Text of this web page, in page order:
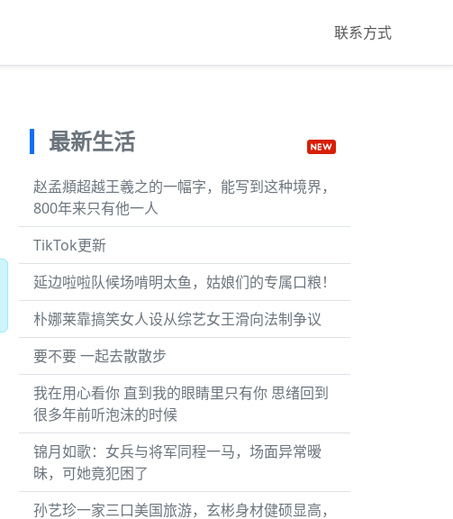
联系方式
最新生活
赵孟頫超越王羲之的一幅字，能写到这种境界，
800年来只有他一人
TikTok更新
延边啦啦队候场啃明太鱼，姑娘们的专属口粮！
朴娜莱靠搞笑女人设从综艺女王滑向法制争议
要不要 一起去散散步
我在用心看你 直到我的眼睛里只有你 思绪回到
很多年前听泡沫的时候
锦月如歌：女兵与将军同程一马，场面异常暧
昧，可她竟犯困了
孙艺珍一家三口美国旅游，玄彬身材健硕显高，